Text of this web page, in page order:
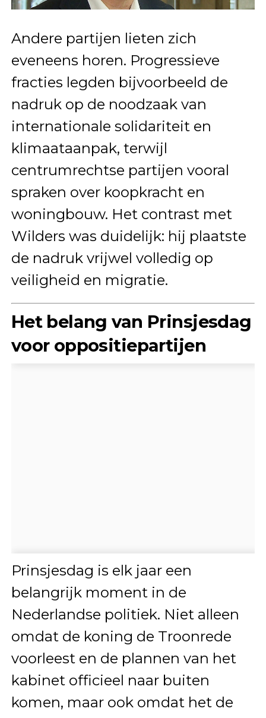
Andere partijen lieten zich
eveneens horen. Progressieve
fracties legden bijvoorbeeld de
nadruk op de noodzaak van
internationale solidariteit en
klimaataanpak, terwijl
centrumrechtse partijen vooral
spraken over koopkracht en
woningbouw. Het contrast met
Wilders was duidelijk: hij plaatste
de nadruk vrijwel volledig op
veiligheid en migratie.
Het belang van Prinsjesdag
voor oppositiepartijen
Prinsjesdag is elk jaar een
belangrijk moment in de
Nederlandse politiek. Niet alleen
omdat de koning de Troonrede
voorleest en de plannen van het
kabinet officieel naar buiten
komen, maar ook omdat het de